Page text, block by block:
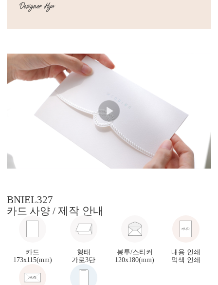
BNIEL327
카드 사양 / 제작 안내
카드
173x115(mm)
형태
가로3단
봉투/스티커
120x180(mm)
내용 인쇄
먹색 인쇄